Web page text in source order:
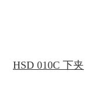
HSD 010C 下夹